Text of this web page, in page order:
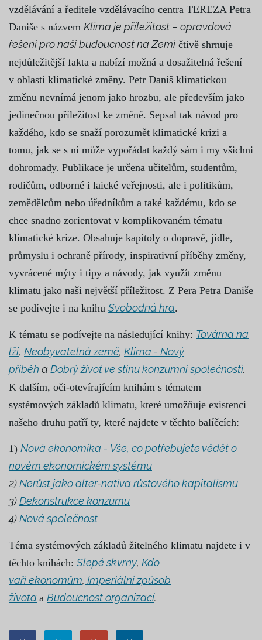
vzdělávání a ředitele vzdělávacího centra TEREZA Petra
Daniše s názvem Klima je příležitost – opravdová
řešení pro naši budoucnost na Zemi čtivě shrnuje
nejdůležitější fakta a nabízí možná a dosažitelná řešení
v oblasti klimatické změny. Petr Daniš klimatickou
změnu nevnímá jenom jako hrozbu, ale především jako
jedinečnou příležitost ke změně. Sepsal tak návod pro
každého, kdo se snaží porozumět klimatické krizi a
tomu, jak se s ní může vypořádat každý sám i my všichni
dohromady. Publikace je určena učitelům, studentům,
rodičům, odborné i laické veřejnosti, ale i politikům,
zemědělcům nebo úředníkům a také každému, kdo se
chce snadno zorientovat v komplikovaném tématu
klimatické krize. Obsahuje kapitoly o dopravě, jídle,
průmyslu i ochraně přírody, inspirativní příběhy změny,
vyvrácené mýty i tipy a návody, jak využít změnu
klimatu jako naši největší příležitost. Z Pera Petra Daniše
se podívejte i na knihu Svobodná hra.
K tématu se podívejte na následující knihy: Továrna na
lži, Neobyvatelná země, Klima - Nový
příběh a Dobrý život ve stínu konzumní společnosti.
K dalším, oči-otevírajícím knihám s tématem
systémových základů klimatu, které umožňuje existenci
našeho druhu patří ty, které najdete v těchto balíčcích:
1) Nová ekonomika - Vše, co potřebujete vědět o
novém ekonomickém systému
2)Nerůst jako alter-nativa růstového kapitalismu
3)Dekonstrukce konzumu
4)Nová společnost
Téma systémových základů žitelného klimatu najdete i v
těchto knihách: Slepé skvrny, Kdo
vaříekonomům, Imperiální způsob
života a Budoucnost organizací.